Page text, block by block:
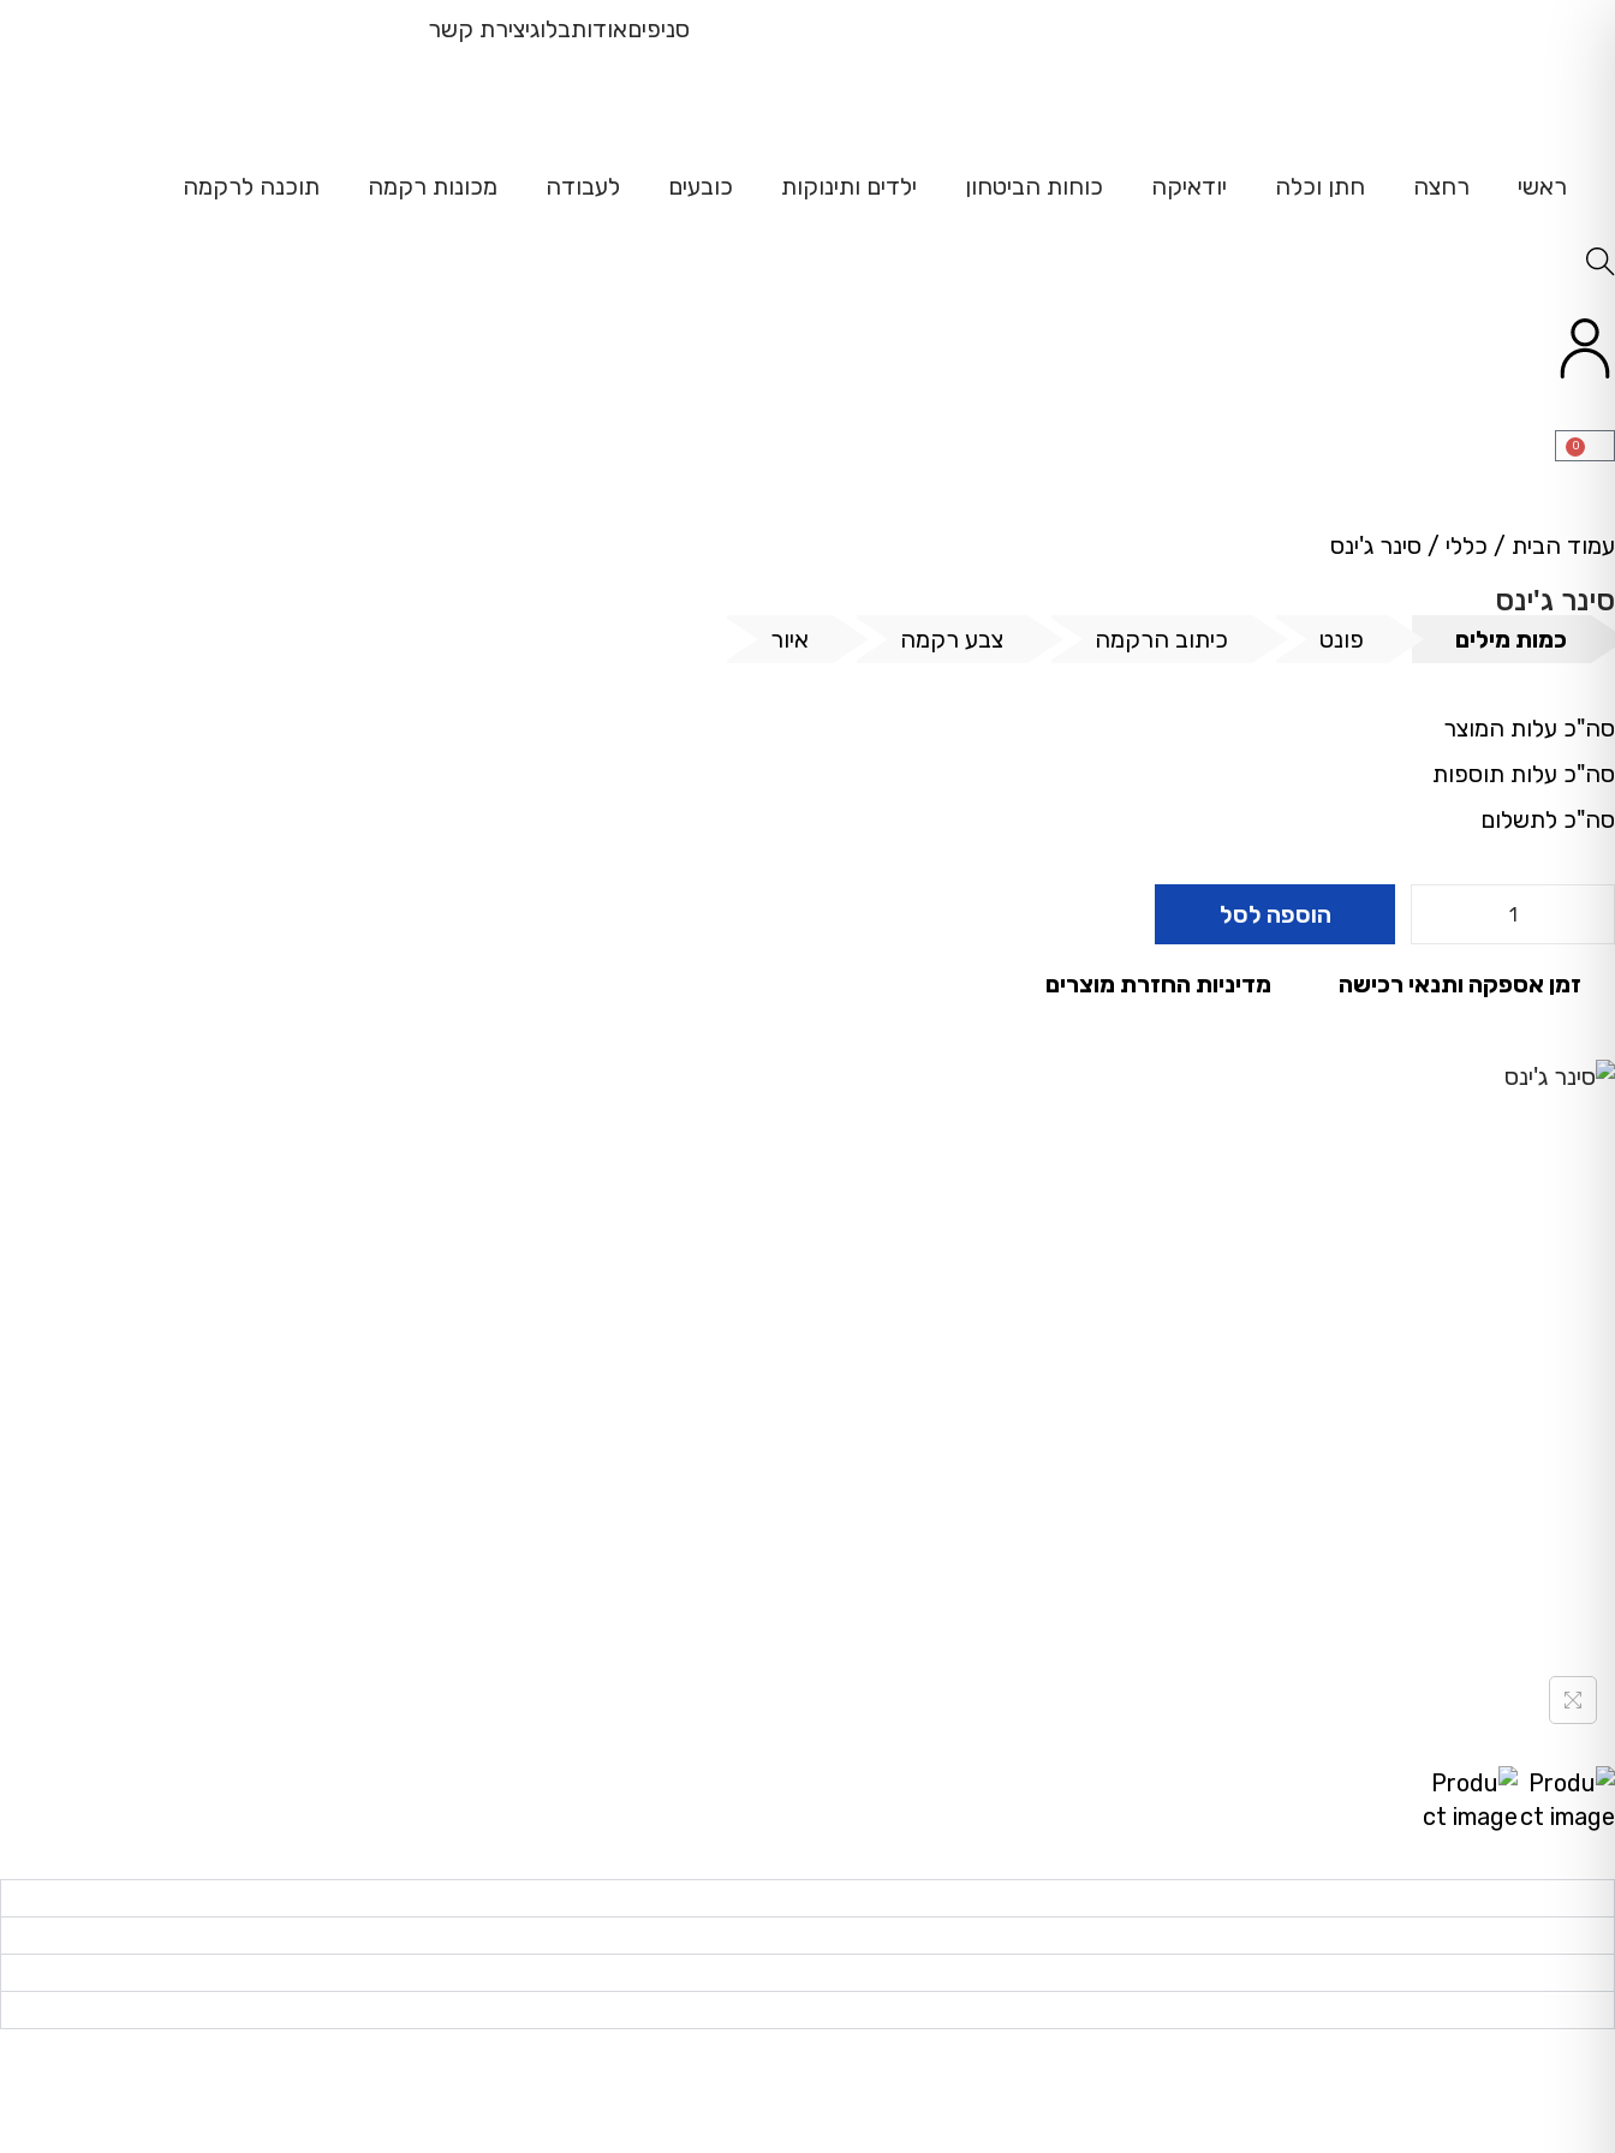
משלוח מהיר סניפיםאודותבלוגיצירת קשר
ראשי רחצה חתן וכלה יודאיקה כוחות הביטחון ילדים ותינוקות כובעים לעבודה מכונות רקמה תוכנה לרקמה
0
עמוד הבית / כללי / סינר ג'ינס
סינר ג'ינס
כמות מילים פונט כיתוב הרקמה צבע רקמה איור
סה"כ עלות המוצר
סה"כ עלות תוספות
סה"כ לתשלום
הוספה לסל
זמן אספקה ותנאי רכישה מדיניות החזרת מוצרים